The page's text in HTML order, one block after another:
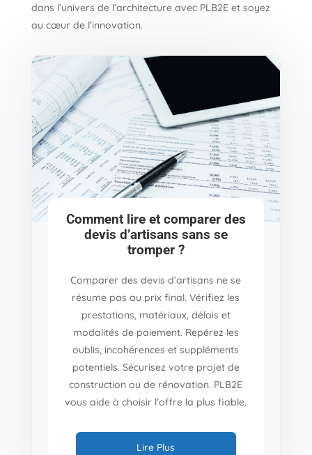
dans l’univers de l’architecture avec PLB2E et soyez
au cœur de l’innovation.
Comment lire et comparer des
devis d’artisans sans se
tromper ?
Comparer des devis d’artisans ne se
résume pas au prix final. Vérifiez les
prestations, matériaux, délais et
modalités de paiement. Repérez les
oublis, incohérences et suppléments
potentiels. Sécurisez votre projet de
construction ou de rénovation. PLB2E
vous aide à choisir l’offre la plus fiable.
Lire Plus